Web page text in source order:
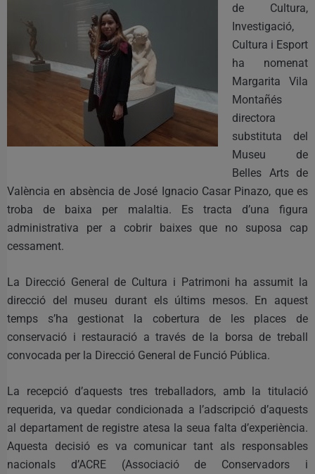
de Cultura,
Investigació,
Cultura i Esport
ha nomenat
Margarita Vila
Montañés
directora
substituta del
Museu de
Belles Arts de
València en absència de José Ignacio Casar Pinazo, que es
troba de baixa per malaltia. Es tracta d’una figura
administrativa per a cobrir baixes que no suposa cap
cessament.
La Direcció General de Cultura i Patrimoni ha assumit la
direcció del museu durant els últims mesos. En aquest
temps s’ha gestionat la cobertura de les places de
conservació i restauració a través de la borsa de treball
convocada per la Direcció General de Funció Pública.
La recepció d’aquests tres treballadors, amb la titulació
requerida, va quedar condicionada a l’adscripció d’aquests
al departament de registre atesa la seua falta d’experiència.
Aquesta decisió es va comunicar tant als responsables
nacionals d’ACRE (Associació de Conservadors i